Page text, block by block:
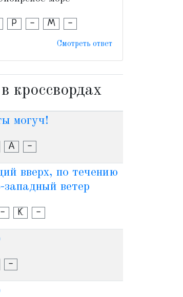
Р - М -
Смотреть ответ
кроссвордах
могуч!
А -
вверх, по течению
ветер
- К -
-